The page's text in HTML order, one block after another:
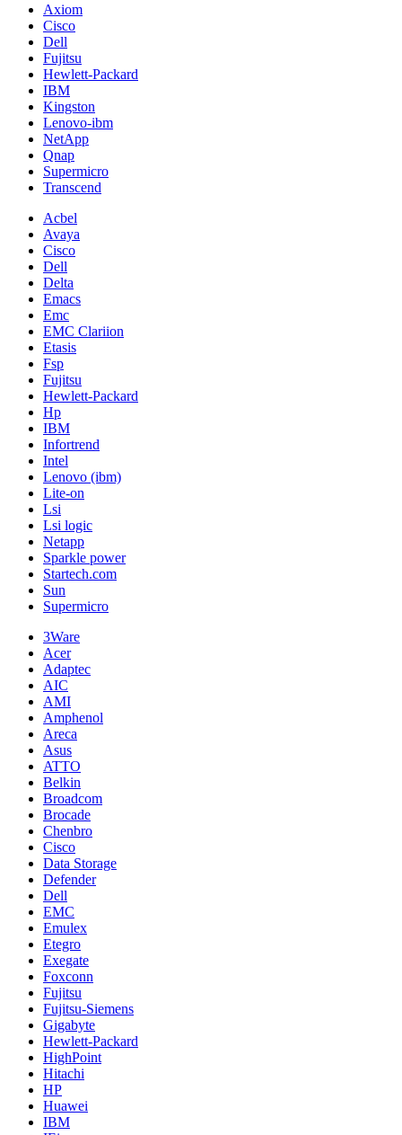
Axiom
Cisco
Dell
Fujitsu
Hewlett-Packard
IBM
Kingston
Lenovo-ibm
NetApp
Qnap
Supermicro
Transcend
Acbel
Avaya
Cisco
Dell
Delta
Emacs
Emc
EMC Clariion
Etasis
Fsp
Fujitsu
Hewlett-Packard
Hp
IBM
Infortrend
Intel
Lenovo (ibm)
Lite-on
Lsi
Lsi logic
Netapp
Sparkle power
Startech.com
Sun
Supermicro
3Ware
Acer
Adaptec
AIC
AMI
Amphenol
Areca
Asus
ATTO
Belkin
Broadcom
Brocade
Chenbro
Cisco
Data Storage
Defender
Dell
EMC
Emulex
Etegro
Exegate
Foxconn
Fujitsu
Fujitsu-Siemens
Gigabyte
Hewlett-Packard
HighPoint
Hitachi
HP
Huawei
IBM